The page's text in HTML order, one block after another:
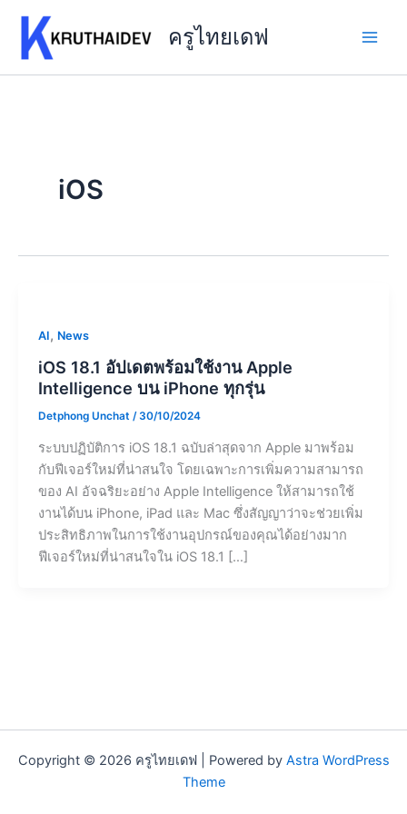
content
ครูไทยเดฟ
iOS
AI, News
iOS 18.1 อัปเดตพร้อมใช้งาน Apple
Intelligence บน iPhone ทุกรุ่น
Detphong Unchat /30/10/2024
ระบบปฏิบัติการ iOS 18.1 ฉบับล่าสุดจาก Apple มาพร้อม
กับฟีเจอร์ใหม่ที่น่าสนใจ โดยเฉพาะการเพิ่มความสามารถ
ของ AI อัจฉริยะอย่าง Apple Intelligence ให้สามารถใช้
งานได้บน iPhone, iPad และ Mac ซึ่งสัญญาว่าจะช่วยเพิ่ม
ประสิทธิภาพในการใช้งานอุปกรณ์ของคุณได้อย่างมาก
ฟีเจอร์ใหม่ที่น่าสนใจใน iOS 18.1 […]
Copyright © 2026 ครูไทยเดฟ | Powered by Astra WordPress
Theme